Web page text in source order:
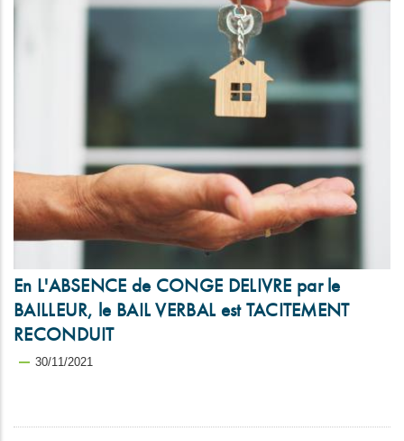
En L'ABSENCE de CONGE DELIVRE par le
BAILLEUR, le BAIL VERBAL est TACITEMENT
RECONDUIT
30/11/2021